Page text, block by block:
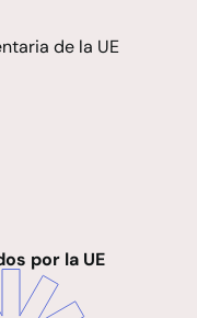
de la UE
por la UE